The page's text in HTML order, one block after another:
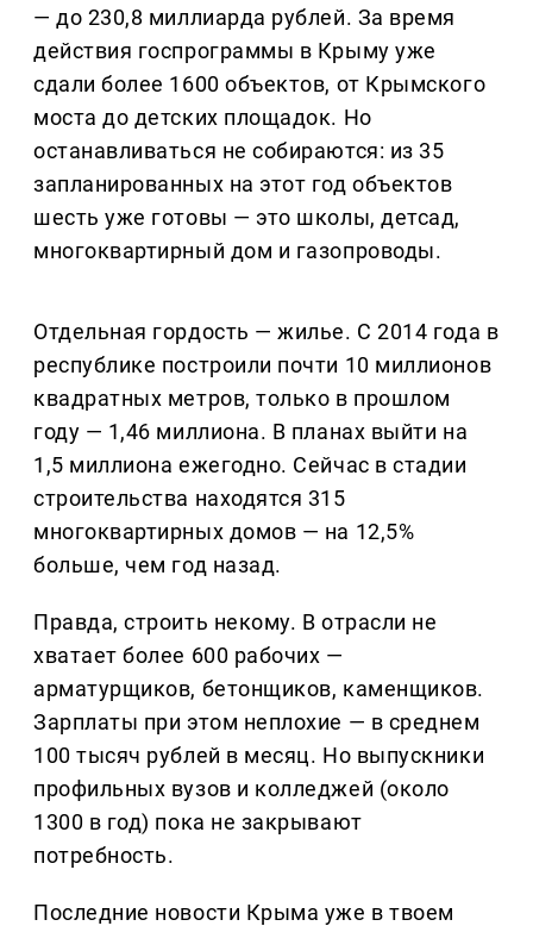
— до 230,8 миллиарда рублей. За время
действия госпрограммы в Крыму уже
сдали более 1600 объектов, от Крымского
моста до детских площадок. Но
останавливаться не собираются: из 35
запланированных на этот год объектов
шесть уже готовы — это школы, детсад,
многоквартирный дом и газопроводы.
Отдельная гордость — жилье. С 2014 года в
республике построили почти 10 миллионов
квадратных метров, только в прошлом
году — 1,46 миллиона. В планах выйти на
1,5 миллиона ежегодно. Сейчас в стадии
строительства находятся 315
многоквартирных домов — на 12,5%
больше, чем год назад.
Правда, строить некому. В отрасли не
хватает более 600 рабочих —
арматурщиков, бетонщиков, каменщиков.
Зарплаты при этом неплохие — в среднем
100 тысяч рублей в месяц. Но выпускники
профильных вузов и колледжей (около
1300 в год) пока не закрывают
потребность.
Последние новости Крыма уже в твоем